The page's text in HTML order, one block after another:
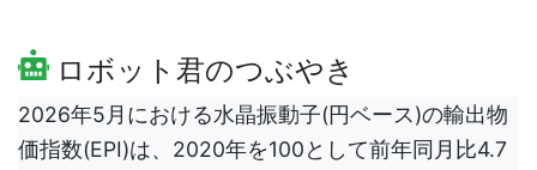
ロボット君のつぶやき
2026年5月における水晶振動子(円ベース)の輸出物
価指数(EPI)は、2020年を100として前年同月比4.7